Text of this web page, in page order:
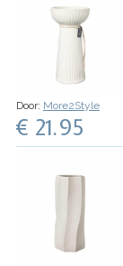
Door: More2Style
€ 21.95